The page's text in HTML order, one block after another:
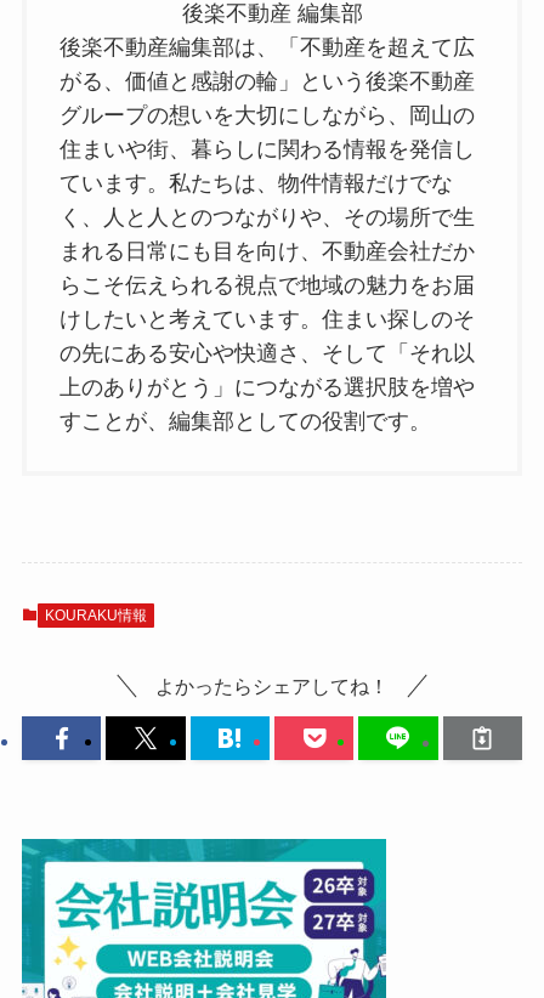
後楽不動産 編集部
後楽不動産編集部は、「不動産を超えて広
がる、価値と感謝の輪」という後楽不動産
グループの想いを大切にしながら、岡山の
住まいや街、暮らしに関わる情報を発信し
ています。私たちは、物件情報だけでな
く、人と人とのつながりや、その場所で生
まれる日常にも目を向け、不動産会社だか
らこそ伝えられる視点で地域の魅力をお届
けしたいと考えています。住まい探しのそ
の先にある安心や快適さ、そして「それ以
上のありがとう」につながる選択肢を増や
すことが、編集部としての役割です。
KOURAKU情報
よかったらシェアしてね！